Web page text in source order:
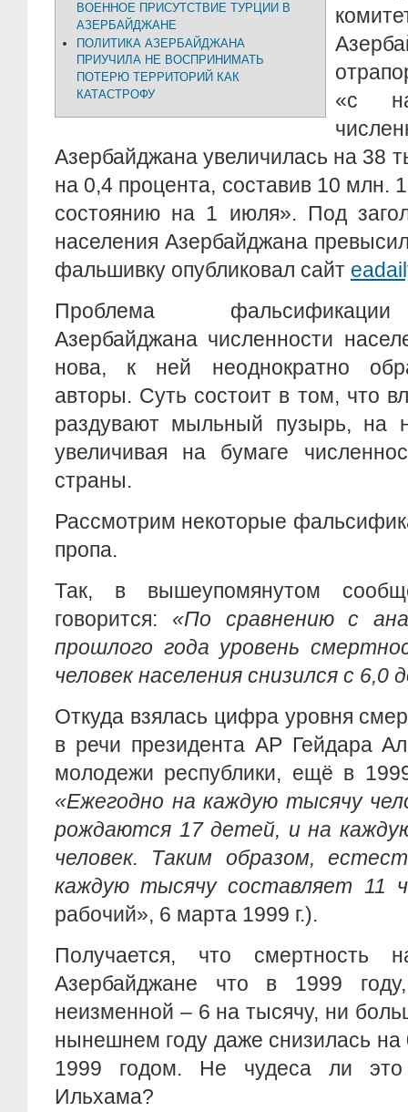
ВОЕННОЕ ПРИСУТСТВИЕ ТУРЦИИ В
АЗЕРБАЙДЖАНЕ
ПОЛИТИКА АЗЕРБАЙДЖАНА
ПРИУЧИЛА НЕ ВОСПРИНИМАТЬ
ПОТЕРЮ ТЕРРИТОРИЙ КАК
КАТАСТРОФУ
«с
Азербайджана увеличилась на 38
на 0,4 процента, составив 10 млн.
состоянию на 1 июля». Под
населения Азербайджана
фальшивку опубликовал сайт
Проблема фальсификации
Азербайджана численности
нова, к ней неоднократно
авторы. Суть состоит в том, что
раздувают мыльный пузырь, на
увеличивая на бумаге
страны.
Рассмотрим некоторые
пропа.
Так, в вышеупомянутом
говорится: «По сравнению с
прошлого года уровень
человек населения снизился с 6,0
Откуда взялась цифра уровня
в речи президента АР Гейдара
молодежи республики, ещё в
«Ежегодно на каждую тысячу
рождаются 17 детей, и на
человек. Таким образом,
каждую тысячу составляет 11
рабочий», 6 марта 1999 г.).
Получается, что смертность
Азербайджане что в 1999
неизменной – 6 на тысячу, ни
нынешнем году даже снизилась
1999 годом. Не чудеса ли
Ильхама?